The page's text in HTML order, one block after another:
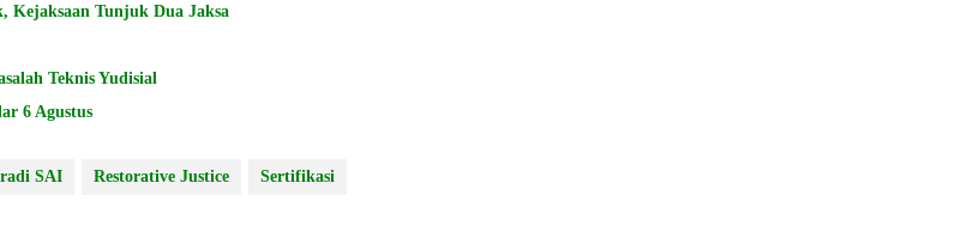
Kejaksaan Tunjuk Dua Jaksa
Teknis Yudisial
6 Agustus
SAI Restorative Justice Sertifikasi